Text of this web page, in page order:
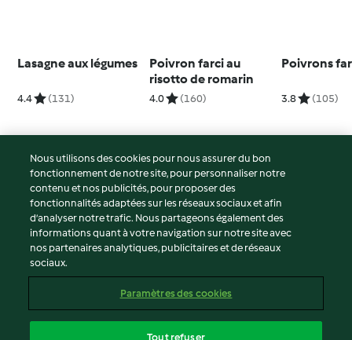
Lasagne aux légumes
4.4 (131)
Poivron farci au
risotto de romarin
4.0 (160)
Poivrons
3.8 (105)
© Copyright 2026
Conditions d'utilisation
Politique de confidentialité
Non-responsabilité
Mentions légales
Contenu du rapport
Nous utilisons des cookies pour nous assurer du bon
fonctionnement de notre site, pour personnaliser notre
contenu et nos publicités, pour proposer des
fonctionnalités adaptées sur les réseaux sociaux et afin
d’analyser notre trafic. Nous partageons également des
informations quant à votre navigation sur notre site avec
nos partenaires analytiques, publicitaires et de réseaux
sociaux.
Paramètres des cookies
Tout refuser